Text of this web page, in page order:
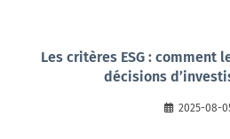
Les critères ESG : comment
décisions
2025-08-